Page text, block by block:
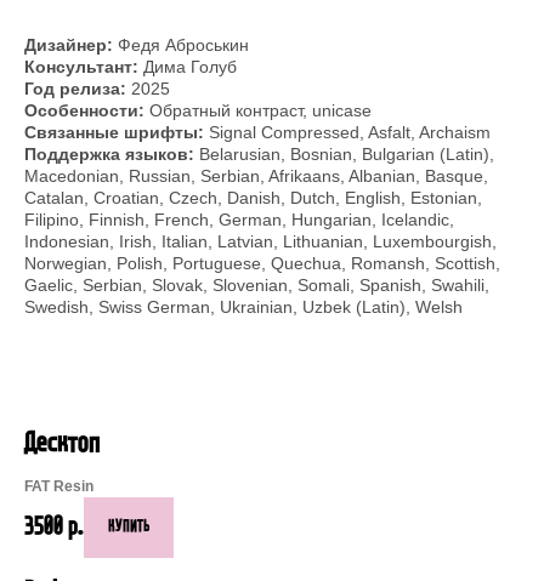
Дизайнер: Федя Аброськин
Консультант: Дима Голуб
Год релиза: 2025
Особенности: Обратный контраст, unicase
Связанные шрифты: Signal Compressed, Asfalt, Archaism
Поддержка языков: Belarusian, Bosnian, Bulgarian (Latin),
Macedonian, Russian, Serbian, Afrikaans, Albanian, Basque,
Catalan, Croatian, Czech, Danish, Dutch, English, Estonian,
Filipino, Finnish, French, German, Hungarian, Icelandic,
Indonesian, Irish, Italian, Latvian, Lithuanian, Luxembourgish,
Norwegian, Polish, Portuguese, Quechua, Romansh, Scottish,
Gaelic, Serbian, Slovak, Slovenian, Somali, Spanish, Swahili,
Swedish, Swiss German, Ukrainian, Uzbek (Latin), Welsh
Десктоп
FAT Resin
3500р. КУПИТЬ